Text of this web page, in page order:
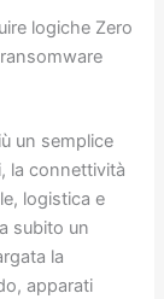
logiche Zero
un semplice
la connettività
logistica e
subito un
la
apparati